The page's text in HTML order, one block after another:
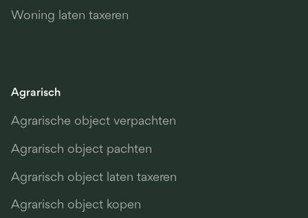
Woning laten taxeren
Agrarisch
Agrarische object verpachten
Agrarisch object pachten
Agrarisch object laten taxeren
Agrarisch object kopen